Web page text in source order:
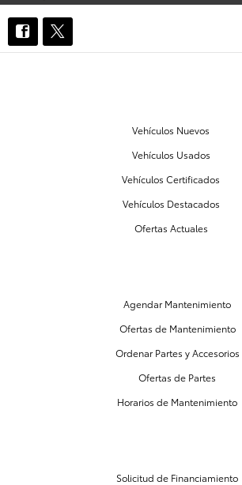
Vehículos Nuevos
Vehículos Usados
Vehículos Certificados
Vehículos Destacados
Ofertas Actuales
Agendar Mantenimiento
Ofertas de Mantenimiento
Ordenar Partes y Accesorios
Ofertas de Partes
Horarios de Mantenimiento
Solicitud de Financiamiento